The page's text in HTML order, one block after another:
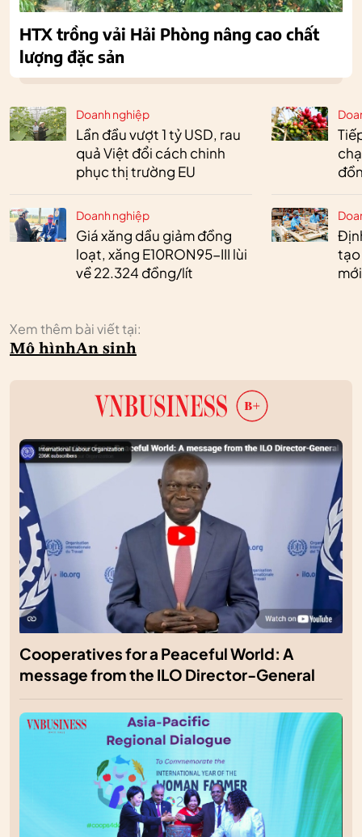
Doanh nghiệp
Lần đầu vượt 1 tỷ USD, rau
quả Việt đổi cách chinh
phục thị trường EU
Doanh nghiệp
Giá xăng dầu giảm đồng
loạt, xăng E10RON95-III lùi
về 22.324 đồng/lít
tạo
Xem thêm bài viết tại:
Mô hìnhAn sinh
HTX trồng vải Hải Phòng nâng cao chất
lượng đặc sản
Cooperatives for a Peaceful World: A
message from the ILO Director-General